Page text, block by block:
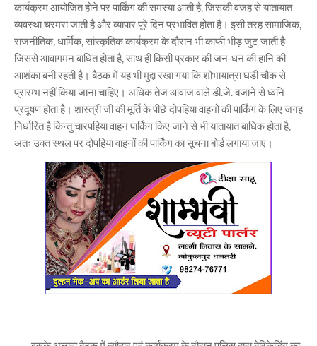
कार्यक्रम आयोजित होने पर पार्किंग की समस्या आती है, जिसकी वजह से यातायात
व्यवस्था चरमरा जाती है और व्यापार पूरे दिन प्रभावित होता है। इसी तरह सामाजिक,
राजनीतिक, धार्मिक, सांस्कृतिक कार्यक्रम के दौरान भी काफी भीड़ जुट जाती है
जिससे आवागमन बाधित होता है, साथ ही किसी प्रकार की जन-धन की हानि की
आशंका बनी रहती है। बैठक में यह भी मुद्दा रखा गया कि शोभायात्रा घड़ी चौक से
प्रारम्भ नहीं किया जाना चाहिए। अधिक तेज आवाज वाले डी.जे. बजाने से ध्वनि
प्रदूषण होता है। शास्त्री जी की मूर्ति के पीछे दोपहिया वाहनों की पार्किंग के लिए जगह
निर्धारित है किन्तु चारपहिया वाहन पार्किंग किए जाने से भी यातायात बाधिक होता है,
अतः उक्त स्थल पर दोपहिया वाहनों की पार्किंग का सूचना बोर्ड लगाया जाए।